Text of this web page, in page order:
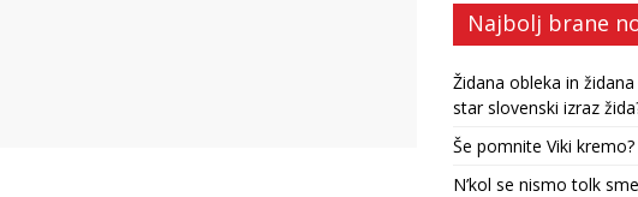
Najbolj brane
Židana obleka in
star slovenski izraz
Še pomnite Viki kremo?
N’kol se nismo tolk